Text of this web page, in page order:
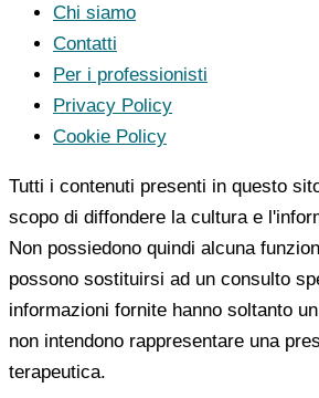
Chi siamo
Contatti
Per i professionisti
Privacy Policy
Cookie Policy
Tutti i contenuti presenti in questo
scopo di diffondere la cultura e
Non possiedono quindi alcuna
possono sostituirsi ad un consulto
informazioni fornite hanno soltanto
non intendono rappresentare una
terapeutica.